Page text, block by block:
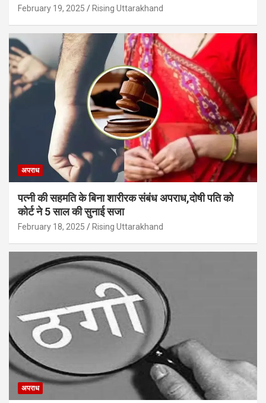
February 19, 2025 Rising Uttarakhand
अपराध
पत्नी की सहमति के बिना शारीरक संबंध अपराध,दोषी पति को
कोर्ट ने 5 साल की सुनाई सजा
February 18, 2025 Rising Uttarakhand
अपराध